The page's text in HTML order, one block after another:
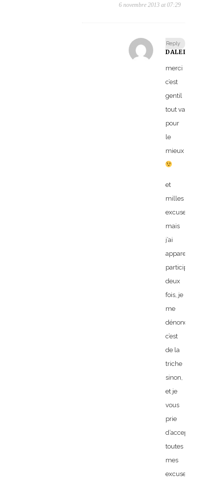
6 novembre 2013 at 07:29
Reply
DALEL
merci
c’est
gentil
tout va
pour
le
mieux
et
milles
excuses
mais
j’ai
apparemment
participé
deux
fois, je
me
dénonce
c’est
de la
triche
sinon,
et je
vous
prie
d’accepter
toutes
mes
excuses